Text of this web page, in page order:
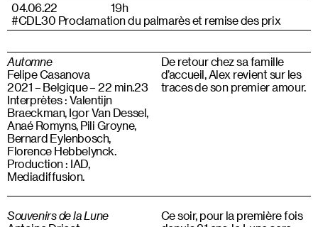
04.06.22
19h
#CDL30 Proclamation du palmarès et remise des prix
Automne
Felipe Casanova
2021 – Belgique – 22 min.23
Interprètes : Valentijn
Braeckman, Igor Van Dessel,
Anaé Romyns, Pili Groyne,
Bernard Eylenbosch,
Florence Hebbelynck.
Production : IAD,
Mediadiffusion.
De retour chez sa famille
d’accueil, Alex revient sur les
traces de son premier amour.
Souvenirs de la Lune
Ce soir, pour la première fois